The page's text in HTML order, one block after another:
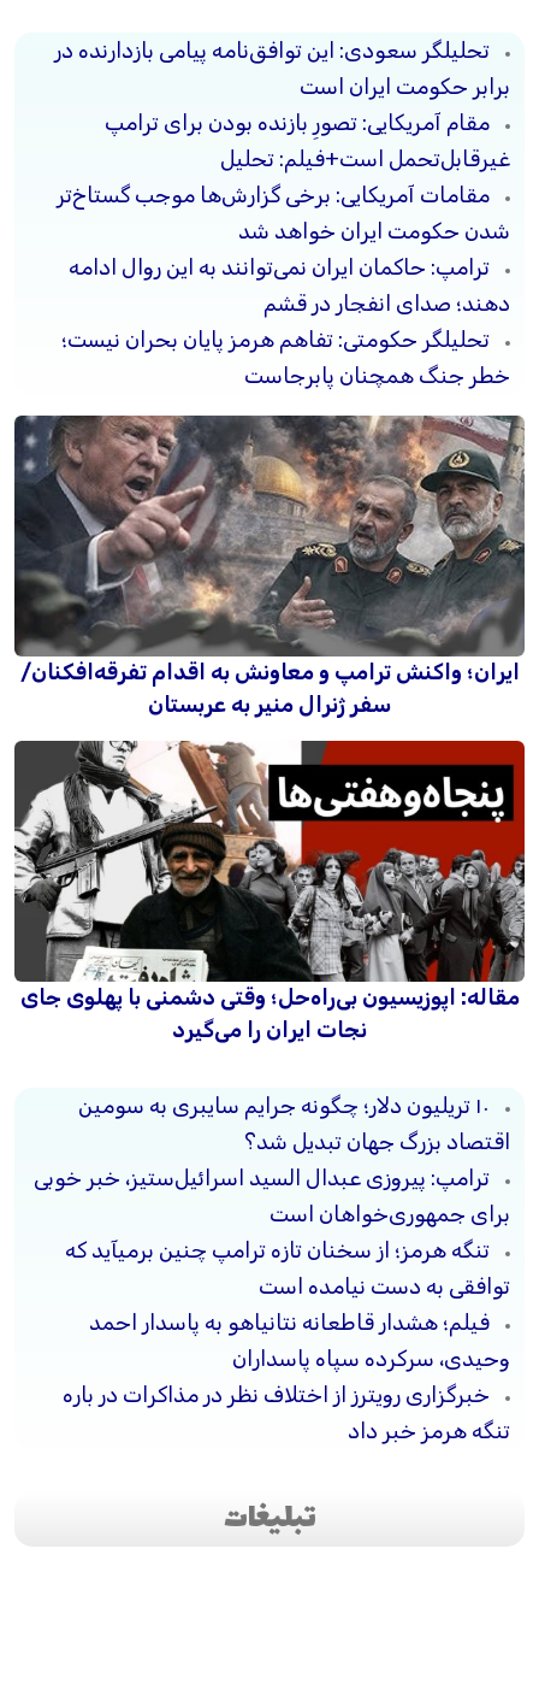
تحلیلگر سعودی: این توافق‌نامه پیامی بازدارنده در
برابر حکومت ایران است
مقام آمریکایی: تصورِ بازنده بودن برای ترامپ
غیرقابل‌تحمل است+فیلم: تحلیل
مقامات آمریکایی: برخی گزارش‌ها موجب گستاخ‌تر
شدن حکومت ایران خواهد شد
ترامپ: حاکمان ایران نمی‌توانند به این روال ادامه
دهند؛ صدای انفجار در قشم
تحلیلگر حکومتی: تفاهم هرمز پایان بحران نیست؛
خطر جنگ همچنان پابرجاست
ایران؛ واکنش ترامپ و معاونش به اقدام تفرقه‌افکنان/
سفر ژنرال منیر به عربستان
مقاله: اپوزیسیون بی‌راه‌حل؛ وقتی دشمنی با پهلوی جای
نجات ایران را می‌گیرد
۱۰ تریلیون دلار؛ چگونه جرایم سایبری به سومین
اقتصاد بزرگ جهان تبدیل شد؟
ترامپ: پیروزی عبدال السید اسرائیل‌ستیز، خبر خوبی
برای جمهوری‌خواهان است
تنگه هرمز؛ از سخنان تازه ترامپ چنین برمیآید که
توافقی به دست نیامده است
فیلم؛ هشدار قاطعانه نتانیاهو به پاسدار احمد
وحیدی، سرکرده سپاه پاسداران
خبرگزاری رویترز از اختلاف نظر در مذاکرات در باره
تنگه هرمز خبر داد
تبلیغات